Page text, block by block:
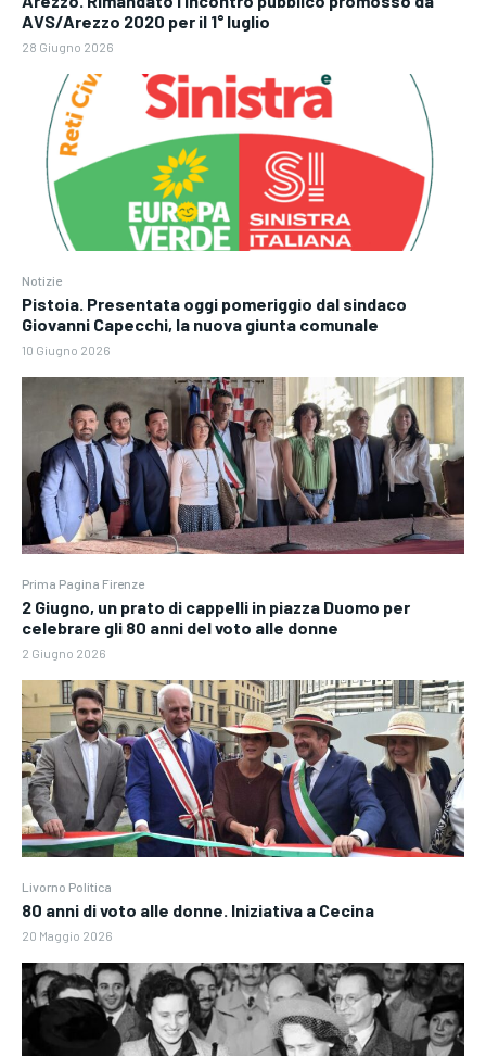
AVS/Arezzo 2020 per il 1° luglio
28 Giugno 2026
Notizie
Pistoia. Presentata oggi pomeriggio dal sindaco
Giovanni Capecchi, la nuova giunta comunale
10 Giugno 2026
Prima Pagina Firenze
2 Giugno, un prato di cappelli in piazza Duomo per
celebrare gli 80 anni del voto alle donne
2 Giugno 2026
Livorno Politica
80 anni di voto alle donne. Iniziativa a Cecina
20 Maggio 2026